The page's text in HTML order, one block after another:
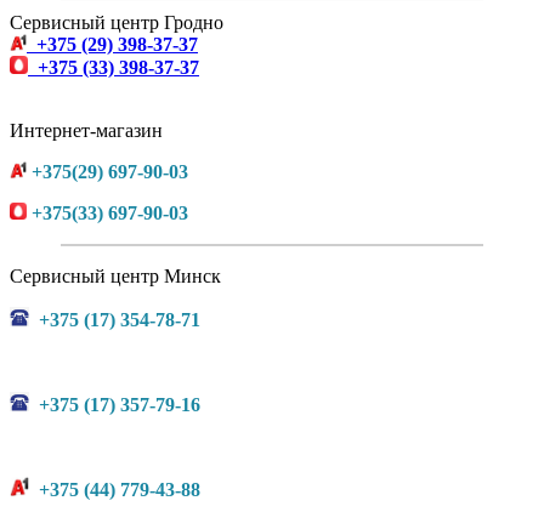
Сервисный центр Гродно
+375 (29) 398-37-37
+375 (33) 398-37-37
Интернет-магазин
+375(29) 697-90-03
+375(33) 697-90-03
Сервисный центр Минск
+375 (17) 354-78-71
+375 (17) 357-79-16
+375 (44) 779-43-88